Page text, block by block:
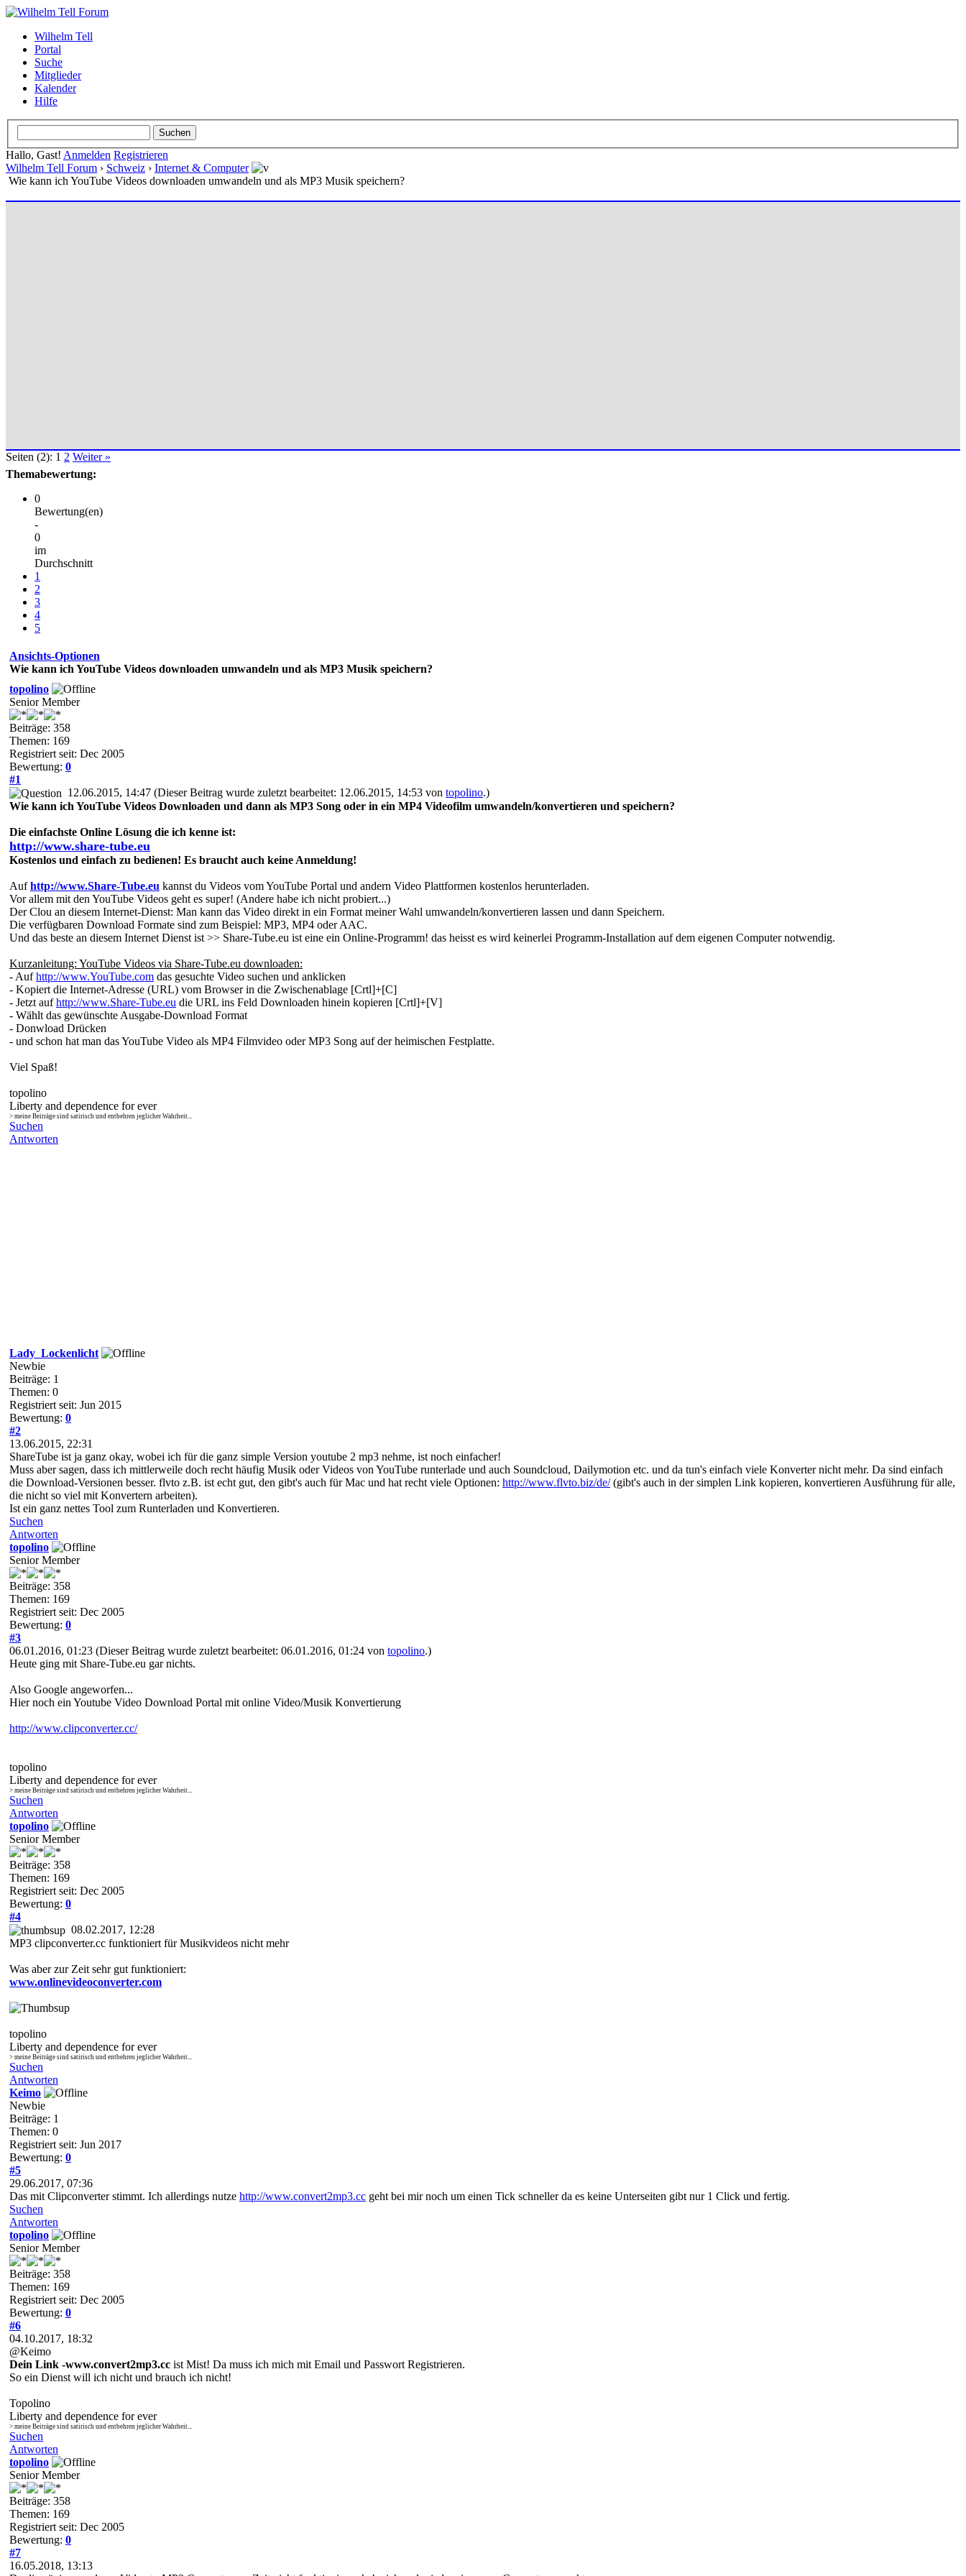
Wilhelm Tell
Portal
Suche
Mitglieder
Kalender
Hilfe
Hallo, Gast! Anmelden Registrieren
Wilhelm Tell Forum › Schweiz › Internet & Computer
Wie kann ich YouTube Videos downloaden umwandeln und als MP3 Musik speichern?
Seiten (2): 1 2 Weiter »
Themabewertung:
0
Bewertung(en)
-
0
im
Durchschnitt
1
2
3
4
5
Ansichts-Optionen
Wie kann ich YouTube Videos downloaden umwandeln und als MP3 Musik speichern?
topolino
Senior Member
Beiträge: 358
Themen: 169
Registriert seit: Dec 2005
Bewertung: 0
#1
12.06.2015, 14:47 (Dieser Beitrag wurde zuletzt bearbeitet: 12.06.2015, 14:53 von topolino.)
Wie kann ich YouTube Videos Downloaden und dann als MP3 Song oder in ein MP4 Videofilm umwandeln/konvertieren und speichern?
Die einfachste Online Lösung die ich kenne ist:
http://www.share-tube.eu
Kostenlos und einfach zu bedienen! Es braucht auch keine Anmeldung!
Aufhttp://www.Share-Tube.eu kannst du Videos vom YouTube Portal und andern Video Plattformen kostenlos herunterladen.
Vor allem mit den YouTube Videos geht es super! (Andere habe ich nicht probiert...)
Der Clou an diesem Internet-Dienst: Man kann das Video direkt in ein Format meiner Wahl umwandeln/konvertieren lassen und dann Speichern.
Die verfügbaren Download Formate sind zum Beispiel: MP3, MP4 oder AAC.
Und das beste an diesem Internet Dienst ist >> Share-Tube.eu ist eine ein Online-Programm! das heisst es wird keinerlei Programm-Installation auf dem eigenen Computer notwendig.
Kurzanleitung: YouTube Videos via Share-Tube.eu downloaden:
- Aufhttp://www.YouTube.com das gesuchte Video suchen und anklicken
- Kopiert die Internet-Adresse (URL) vom Browser in die Zwischenablage [Crtl]+[C]
- Jetzt aufhttp://www.Share-Tube.eu die URL ins Feld Downloaden hinein kopieren [Crtl]+[V]
- Wählt das gewünschte Ausgabe-Download Format
- Donwload Drücken
- und schon hat man das YouTube Video als MP4 Filmvideo oder MP3 Song auf der heimischen Festplatte.
Viel Spaß!
topolino
Liberty and dependence for ever
> meine Beiträge sind satirisch und entbehren jeglicher Wahrheit...
Suchen
Antworten
Lady_Lockenlicht
Newbie
Beiträge: 1
Themen: 0
Registriert seit: Jun 2015
Bewertung: 0
#2
13.06.2015, 22:31
ShareTube ist ja ganz okay, wobei ich für die ganz simple Version youtube 2 mp3 nehme, ist noch einfacher!
Muss aber sagen, dass ich mittlerweile doch recht häufig Musik oder Videos von YouTube runterlade und auch Soundcloud, Dailymotion etc. und da tun's einfach viele Konverter nicht mehr. Da sind einfach
die Download-Versionen besser. flvto z.B. ist echt gut, den gibt's auch für Mac und hat recht viele Optionen: http://www.flvto.biz/de/(gibt's auch in der simplen Link kopieren, konvertieren Ausführung für alle,
die nicht so viel mit Konvertern arbeiten).
Ist ein ganz nettes Tool zum Runterladen und Konvertieren.
Suchen
Antworten
topolino
Senior Member
Beiträge: 358
Themen: 169
Registriert seit: Dec 2005
Bewertung: 0
#3
06.01.2016, 01:23 (Dieser Beitrag wurde zuletzt bearbeitet: 06.01.2016, 01:24 von topolino.)
Heute ging mit Share-Tube.eu gar nichts.
Also Google angeworfen...
Hier noch ein Youtube Video Download Portal mit online Video/Musik Konvertierung
http://www.clipconverter.cc/
topolino
Liberty and dependence for ever
> meine Beiträge sind satirisch und entbehren jeglicher Wahrheit...
Suchen
Antworten
topolino
Senior Member
Beiträge: 358
Themen: 169
Registriert seit: Dec 2005
Bewertung: 0
#4
08.02.2017, 12:28
MP3 clipconverter.cc funktioniert für Musikvideos nicht mehr
Was aber zur Zeit sehr gut funktioniert:
www.onlinevideoconverter.com
topolino
Liberty and dependence for ever
> meine Beiträge sind satirisch und entbehren jeglicher Wahrheit...
Suchen
Antworten
Keimo
Newbie
Beiträge: 1
Themen: 0
Registriert seit: Jun 2017
Bewertung: 0
#5
29.06.2017, 07:36
Das mit Clipconverter stimmt. Ich allerdings nutze http://www.convert2mp3.cc geht bei mir noch um einen Tick schneller da es keine Unterseiten gibt nur 1 Click und fertig.
Suchen
Antworten
topolino
Senior Member
Beiträge: 358
Themen: 169
Registriert seit: Dec 2005
Bewertung: 0
#6
04.10.2017, 18:32
@Keimo
Dein Link -www.convert2mp3.cc ist Mist! Da muss ich mich mit Email und Passwort Registrieren.
So ein Dienst will ich nicht und brauch ich nicht!
Topolino
Liberty and dependence for ever
> meine Beiträge sind satirisch und entbehren jeglicher Wahrheit...
Suchen
Antworten
topolino
Senior Member
Beiträge: 358
Themen: 169
Registriert seit: Dec 2005
Bewertung: 0
#7
16.05.2018, 13:13